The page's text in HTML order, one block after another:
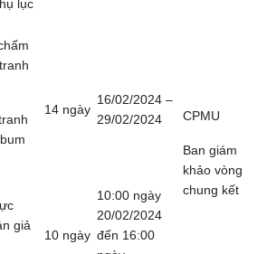
lục
14 ngày
16/02/2024 –
29/02/2024
CPMU
Ban giám
khảo vòng
chung kết
giả
10 ngày
10:00 ngày
20/02/2024
đến 16:00